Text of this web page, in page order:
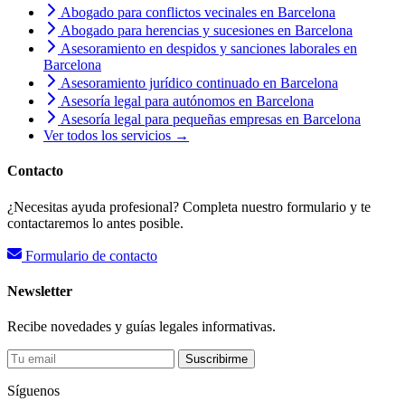
Abogado para conflictos vecinales en Barcelona
Abogado para herencias y sucesiones en Barcelona
Asesoramiento en despidos y sanciones laborales en
Barcelona
Asesoramiento jurídico continuado en Barcelona
Asesoría legal para autónomos en Barcelona
Asesoría legal para pequeñas empresas en Barcelona
Ver todos los servicios →
Contacto
¿Necesitas ayuda profesional? Completa nuestro formulario y te
contactaremos lo antes posible.
Formulario de contacto
Newsletter
Recibe novedades y guías legales informativas.
Suscribirme
Síguenos